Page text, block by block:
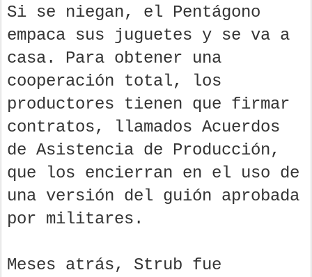
Si se niegan, el Pentágono
empaca sus juguetes y se va a
casa. Para obtener una
cooperación total, los
productores tienen que firmar
contratos, llamados Acuerdos
de Asistencia de Producción,
que los encierran en el uso de
una versión del guión aprobada
por militares.
Meses atrás, Strub fue